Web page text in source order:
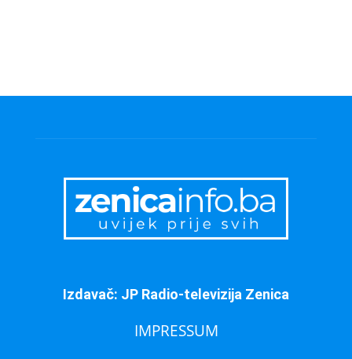
Izdavač: JP Radio-televizija Zenica
IMPRESSUM